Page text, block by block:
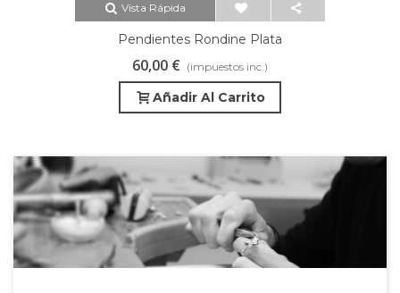
Vista Rápida
Pendientes Rondine Plata
60,00 € (impuestos inc.)
Añadir Al Carrito